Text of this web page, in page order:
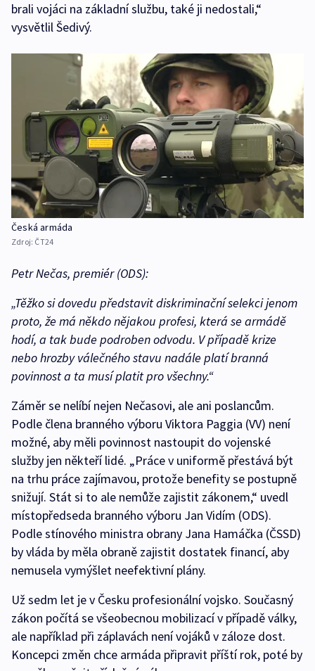
brali vojáci na základní službu, také ji nedostali,“
vysvětlil Šedivý.
Česká armáda
Zdroj: ČT24
Petr Nečas, premiér (ODS):
„Těžko si dovedu představit diskriminační selekci jenom
proto, že má někdo nějakou profesi, která se armádě
hodí, a tak bude podroben odvodu. V případě krize
nebo hrozby válečného stavu nadále platí branná
povinnost a ta musí platit pro všechny.“
Záměr se nelíbí nejen Nečasovi, ale ani poslancům.
Podle člena branného výboru Viktora Paggia (VV) není
možné, aby měli povinnost nastoupit do vojenské
služby jen někteří lidé. „Práce v uniformě přestává být
na trhu práce zajímavou, protože benefity se postupně
snižují. Stát si to ale nemůže zajistit zákonem,“ uvedl
místopředseda branného výboru Jan Vidím (ODS).
Podle stínového ministra obrany Jana Hamáčka (ČSSD)
by vláda by měla obraně zajistit dostatek financí, aby
nemusela vymýšlet neefektivní plány.
Už sedm let je v Česku profesionální vojsko. Současný
zákon počítá se všeobecnou mobilizací v případě války,
ale například při záplavách není vojáků v záloze dost.
Koncepci změn chce armáda připravit příští rok, poté by